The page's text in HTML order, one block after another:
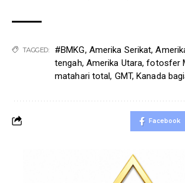
TAGGED: #BMKG, Amerika Serikat,
tengah, Amerika Utara,fotosfer
matahari total, GMT,Kanada
Facebook